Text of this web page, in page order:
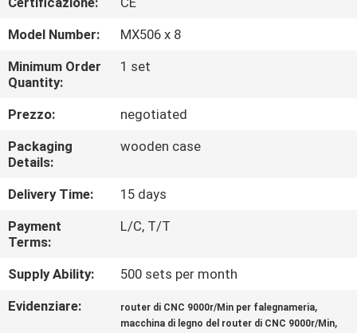
GIRO
DELLA
FABBRICA
CONTROLLO
DI
QUALITÀ
CONTATTICI
NOTIZIE
Model Number:
MX506 x 8
Minimum Order
Quantity:
1 set
Prezzo:
negotiated
Packaging
Details:
wooden case
Delivery Time:
15 days
Payment
Terms:
L/C, T/T
Supply Ability:
500 sets per month
Evidenziare:
router di CNC 9000r/Min per falegnameria,
macchina di legno del router di CNC 9000r/Min,